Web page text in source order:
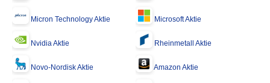
Micron Technology Aktie Microsoft Aktie
Nvidia Aktie Rheinmetall Aktie
Novo-Nordisk Aktie Amazon Aktie